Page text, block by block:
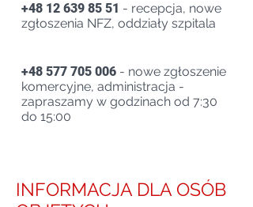
+48 12 639 85 51 - recepcja, nowe
zgłoszenia NFZ, oddziały szpitala
+48 577 705 006 - nowe zgłoszenie
komercyjne, administracja -
zapraszamy w godzinach od 7:30
do 15:00
INFORMACJA DLA OSÓB